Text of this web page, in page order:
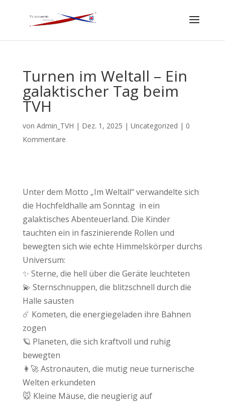
Turnen im Weltall – Ein
galaktischer Tag beim
TVH
von Admin_TVH | Dez. 1, 2025 | Uncategorized | 0
Kommentare
Unter dem Motto „Im Weltall“ verwandelte sich
die Hochfeldhalle am Sonntag in ein
galaktisches Abenteuerland. Die Kinder
tauchten ein in faszinierende Rollen und
bewegten sich wie echte Himmelskörper durchs
Universum:
✨ Sterne, die hell über die Geräte leuchteten
💫 Sternschnuppen, die blitzschnell durch die
Halle sausten
☄️ Kometen, die energiegeladen ihre Bahnen
zogen
🪐 Planeten, die sich kraftvoll und ruhig
bewegten
👩‍🚀 Astronauten, die mutig neue turnerische
Welten erkundeten
🐭 Kleine Mäuse, die neugierig auf